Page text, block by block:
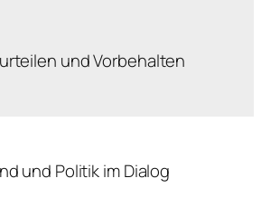
und Vorbehalten
und Politik im Dialog